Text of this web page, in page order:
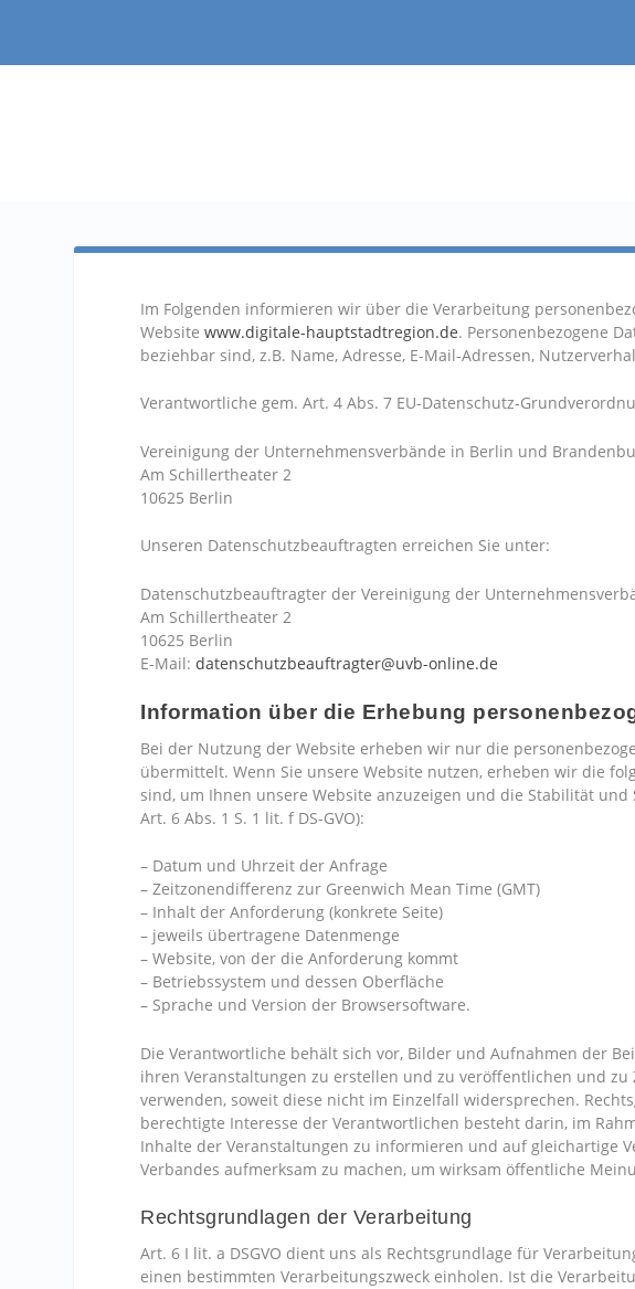
Im Folgenden informieren wir über die Verarbeitung
Websitewww.digitale-hauptstadtregion.de. Personenbezogene
beziehbar sind, z.B. Name, Adresse, E-Mail-Adressen,
Verantwortliche gem. Art. 4 Abs. 7 EU-Datenschutz-
Vereinigung der Unternehmensverbände in Berlin und
Am Schillertheater 2
10625 Berlin
Unseren Datenschutzbeauftragten erreichen Sie unter:
Datenschutzbeauftragter der Vereinigung der
Am Schillertheater 2
10625 Berlin
E-Mail:datenschutzbeauftragter@uvb-online.de
Information über die Erhebung
Bei der Nutzung der Website erheben wir nur die
übermittelt. Wenn Sie unsere Website nutzen, erheben wir die
sind, um Ihnen unsere Website anzuzeigen und die Stabilität
Art. 6 Abs. 1 S. 1 lit. f DS-GVO):
– Datum und Uhrzeit der Anfrage
– Zeitzonendifferenz zur Greenwich Mean Time (GMT)
– Inhalt der Anforderung (konkrete Seite)
– jeweils übertragene Datenmenge
– Website, von der die Anforderung kommt
– Betriebssystem und dessen Oberfläche
– Sprache und Version der Browsersoftware.
Die Verantwortliche behält sich vor, Bilder und Aufnahmen der
ihren Veranstaltungen zu erstellen und zu veröffentlichen und
verwenden, soweit diese nicht im Einzelfall widersprechen.
berechtigte Interesse der Verantwortlichen besteht darin, im
Inhalte der Veranstaltungen zu informieren und auf gleichartige
Verbandes aufmerksam zu machen, um wirksam öffentliche
Rechtsgrundlagen der Verarbeitung
Art. 6 I lit. a DSGVO dient uns als Rechtsgrundlage für
einen bestimmten Verarbeitungszweck einholen. Ist die